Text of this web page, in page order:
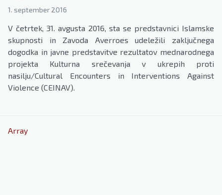
1. september 2016
V četrtek, 31. avgusta 2016, sta se predstavnici Islamske
skupnosti in Zavoda Averroes udeležili zaključnega
dogodka in javne predstavitve rezultatov mednarodnega
projekta Kulturna srečevanja v ukrepih proti
nasilju/Cultural Encounters in Interventions Against
Violence (CEINAV).
Array